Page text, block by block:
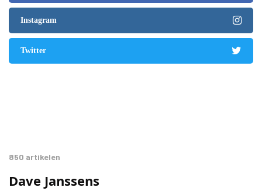
Instagram
Twitter
850 artikelen
Dave Janssens